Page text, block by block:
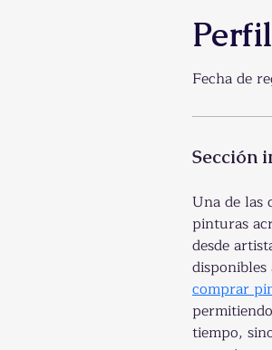
Perfil
Fecha de
Sección
Una de las
pinturas
desde
comprar
tiempo,